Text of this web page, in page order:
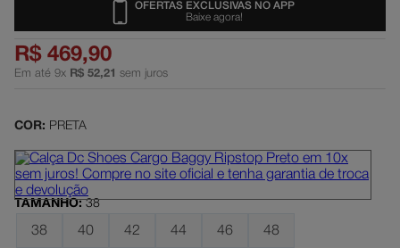
OFERTAS EXCLUSIVAS NO APP
Baixe agora!
R$ 469,90
Em até 9x R$ 52,21 sem juros
COR: PRETA
TAMANHO: 38
38 40 42 44 46 48
6º boné
8º court graffik
9º anvil
10º regata